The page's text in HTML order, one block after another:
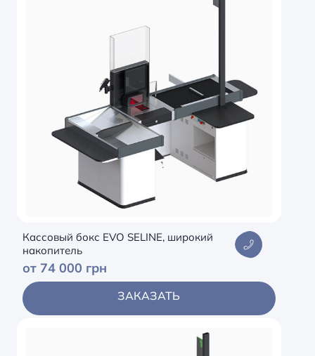
Кассовый бокс EVO SELINE, широкий
накопитель
от 74 000 грн
ЗАКАЗАТЬ